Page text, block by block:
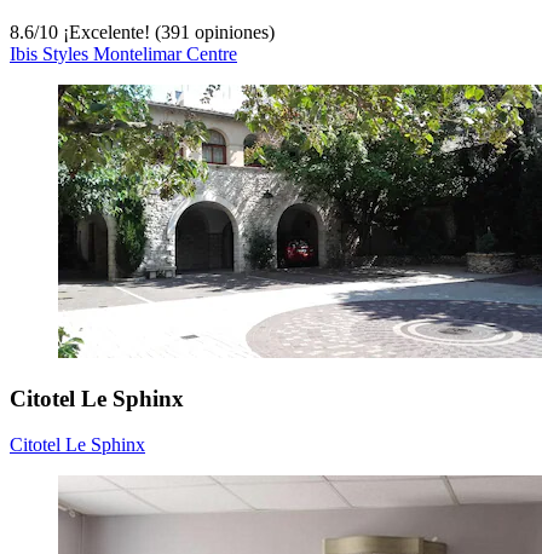
8.6/10 ¡Excelente! (391 opiniones)
Ibis Styles Montelimar Centre
Citotel Le Sphinx
Citotel Le Sphinx